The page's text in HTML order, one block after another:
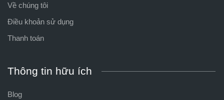
Về chúng tôi
Điều khoản sử dụng
Thanh toán
Thông tin hữu ích
Blog